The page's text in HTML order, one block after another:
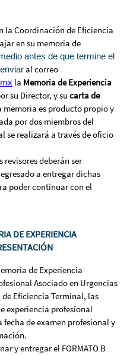
la Coordinación de Eficiencia
en su memoria de
antes de que termine el
al correo
la Memoria de Experiencia
su Director, y su carta de
memoria es producto propio y
por dos miembros del
se realizará a través de oficio
revisores deberán ser
a entregar dichas
poder continuar con el
DE EXPERIENCIA
de Experiencia
Asociado en Urgencias
Eficiencia Terminal, las
experiencia profesional
de examen profesional y
y entregar el FORMATO B